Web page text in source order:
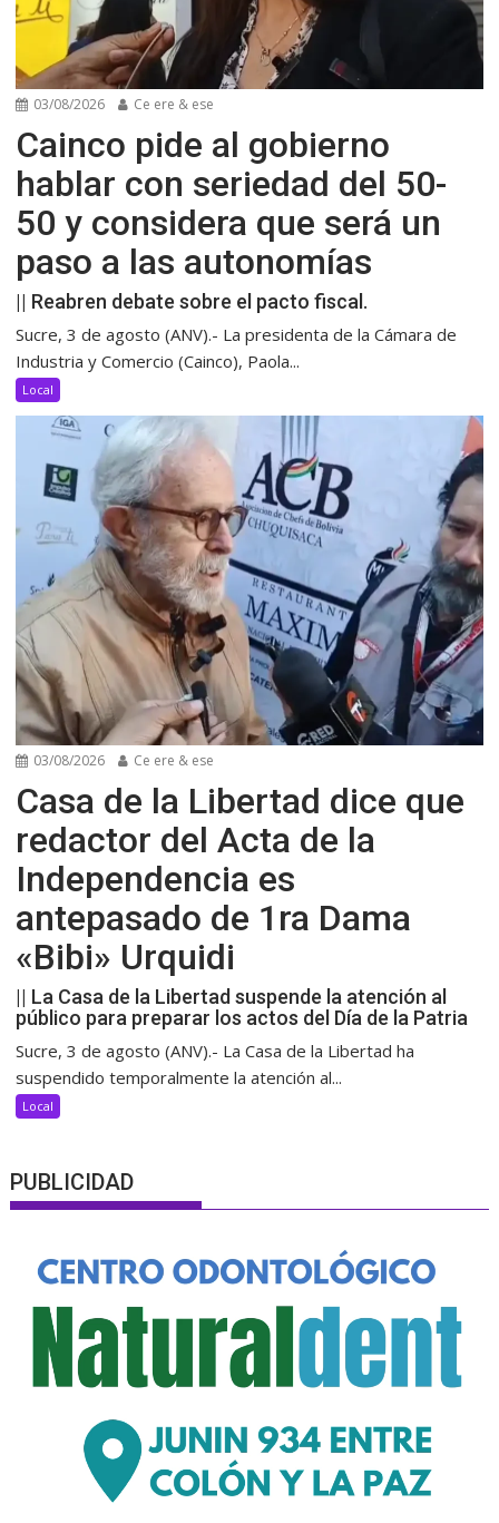
03/08/2026 Ce ere & ese
Cainco pide al gobierno
hablar con seriedad del 50-
50 y considera que será un
paso a las autonomías
|| Reabren debate sobre el pacto fiscal.
Sucre, 3 de agosto (ANV).- La presidenta de la Cámara de
Industria y Comercio (Cainco), Paola...
Local
03/08/2026 Ce ere & ese
Casa de la Libertad dice que
redactor del Acta de la
Independencia es
antepasado de 1ra Dama
«Bibi» Urquidi
|| La Casa de la Libertad suspende la atención al
público para preparar los actos del Día de la Patria
Sucre, 3 de agosto (ANV).- La Casa de la Libertad ha
suspendido temporalmente la atención al...
Local
PUBLICIDAD